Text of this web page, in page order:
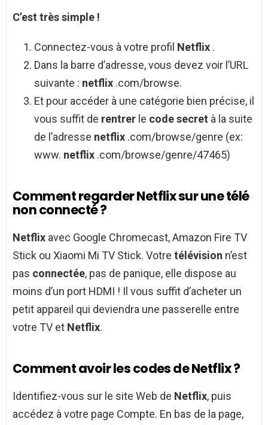
C’est très simple !
Connectez-vous à votre profil Netflix .
Dans la barre d’adresse, vous devez voir l’URL
suivante : netflix .com/browse.
Et pour accéder à une catégorie bien précise, il
vous suffit de rentrer le code secret à la suite
de l’adresse netflix .com/browse/genre (ex:
www. netflix .com/browse/genre/47465)
Comment regarder Netflix sur une télé
non connecté ?
Netflix avec Google Chromecast, Amazon Fire TV
Stick ou Xiaomi Mi TV Stick. Votre télévision n’est
pas connectée, pas de panique, elle dispose au
moins d’un port HDMI ! Il vous suffit d’acheter un
petit appareil qui deviendra une passerelle entre
votre TV et Netflix.
Comment avoir les codes de Netflix ?
Identifiez-vous sur le site Web de Netflix, puis
accédez à votre page Compte. En bas de la page,